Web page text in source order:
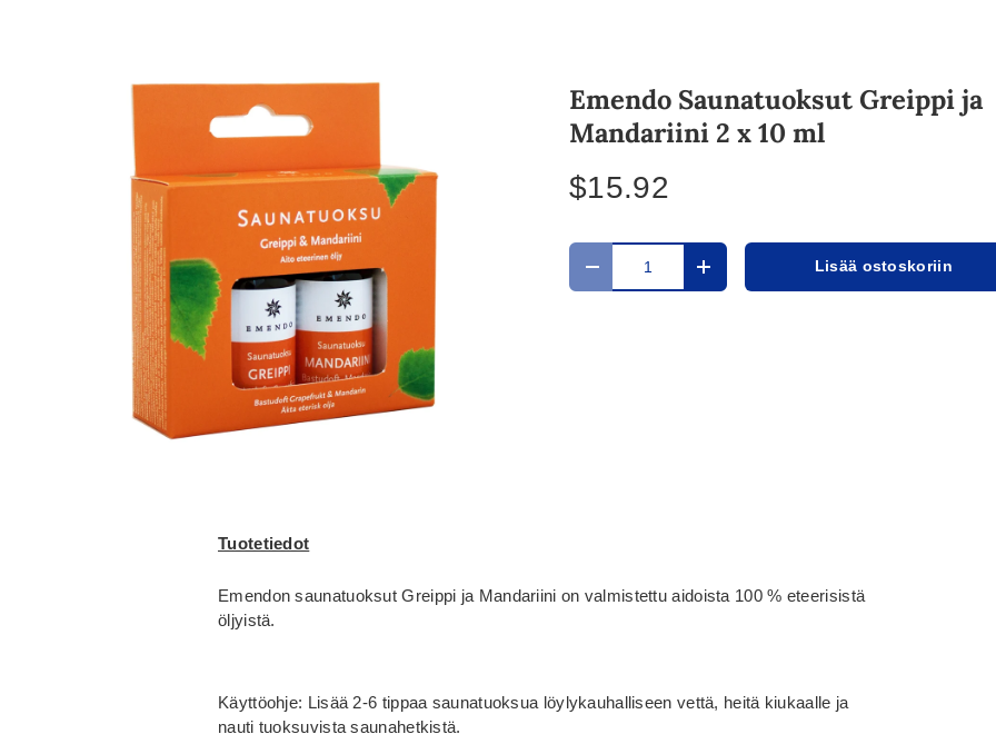
Emendo Saunatuoksut Greippi ja
Mandariini 2 x 10 ml
$15.92
Määrä
Translation missing: fi.cart.items.decrease_quantity
Translation missing:Lisää ostoskoriin
Tuotetiedot
Emendon saunatuoksut Greippi ja Mandariini on valmistettu aidoista 100 % eteerisistä
öljyistä.
Käyttöohje: Lisää 2-6 tippaa saunatuoksua löylykauhalliseen vettä, heitä kiukaalle ja
nauti tuoksuvista saunahetkistä.